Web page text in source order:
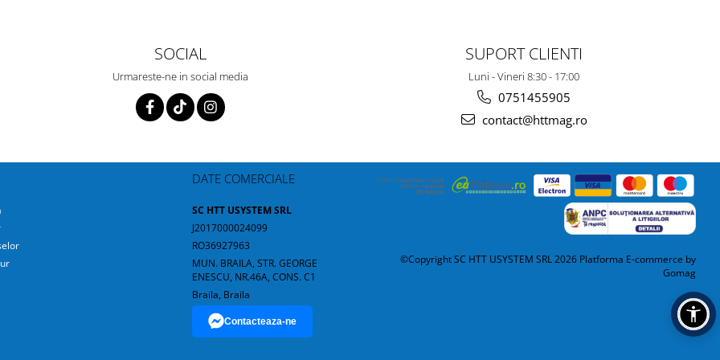
SOCIAL
Urmareste-ne in social media
SUPORT CLIENTI
Luni - Vineri 8:30 - 17:00
0751455905
contact@httmag.ro
DATE COMERCIALE
SC HTT USYSTEM SRL
J2017000024099
RO36927963
MUN. BRAILA, STR. GEORGE
ENESCU, NR.46A, CONS. C1
Braila, Braila
Contacteaza-ne
©Copyright SC HTT USYSTEM SRL 2026 Platforma E-commerce by
Gomag